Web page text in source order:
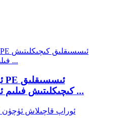
كىچىكلىتىش فىلىم ئىشلەپچىقارغۇچى ...